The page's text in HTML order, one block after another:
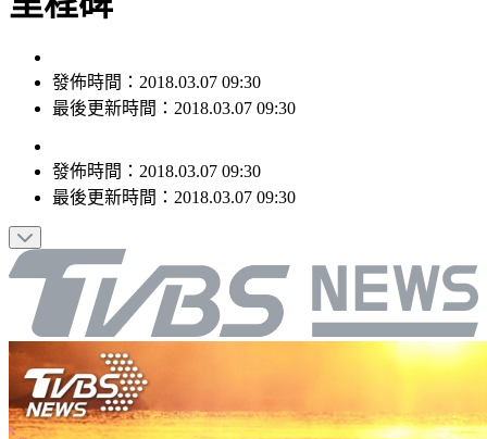
最後更新時間：2018.03.07 09:30
最後更新時間：2018.03.07 09:30